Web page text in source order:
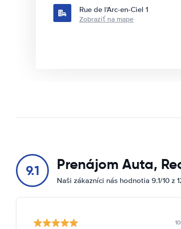
Rue de l'Arc-en-Ciel 1
Zobraziť na mape
9.1 Prenájom Auta,
Naši zákazníci nás hodnotia 9.1/10 z